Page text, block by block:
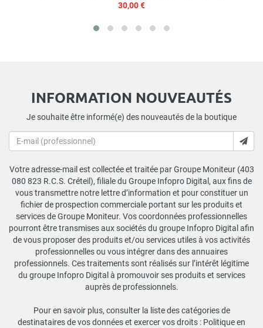
30,00 €
INFORMATION NOUVEAUTÉS
Je souhaite être informé(e) des nouveautés de la boutique
Votre adresse-mail est collectée et traitée par Groupe Moniteur (403
080 823 R.C.S. Créteil), filiale du Groupe Infopro Digital, aux fins de
vous transmettre notre lettre d’information et pour constituer un
fichier de prospection commerciale portant sur les produits et
services de Groupe Moniteur. Vos coordonnées professionnelles
pourront être transmises aux sociétés du groupe Infopro Digital afin
de vous proposer des produits et/ou services utiles à vos activités
professionnelles ou vous intégrer dans des annuaires
professionnels. Ces traitements sont réalisés sur l’intérêt légitime
du groupe Infopro Digital à promouvoir ses produits et services
auprès de professionnels.
Pour en savoir plus, consulter la liste des catégories de
destinataires de vos données et exercer vos droits : Politique en